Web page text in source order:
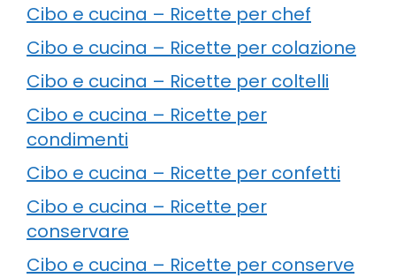
Cibo e cucina – Ricette per chef
Cibo e cucina – Ricette per colazione
Cibo e cucina – Ricette per coltelli
Cibo e cucina – Ricette per
condimenti
Cibo e cucina – Ricette per confetti
Cibo e cucina – Ricette per
conservare
Cibo e cucina – Ricette per conserve